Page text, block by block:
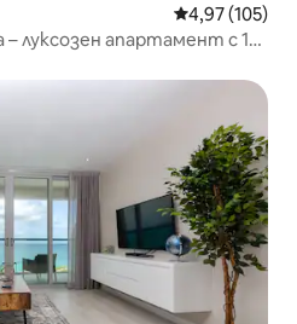
Средна
4,97 (105)
луксозен апартамент с 1